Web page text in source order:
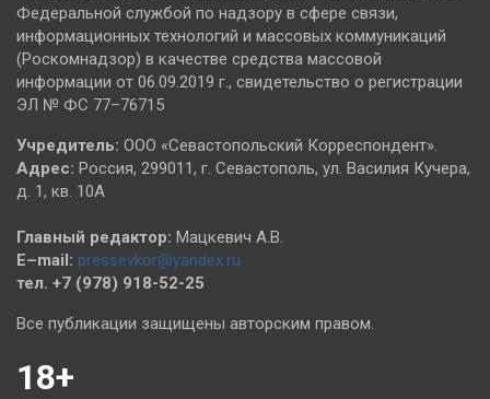
Федеральной службой по надзору в сфере связи,
информационных технологий и массовых коммуникаций
(Роскомнадзор) в качестве средства массовой
информации от 06.09.2019 г., свидетельство о регистрации
ЭЛ № ФС 77–76715
Учредитель: ООО «Севастопольский Корреспондент».
Адрес: Россия, 299011, г. Севастополь, ул. Василия Кучера,
д. 1, кв. 10А
Главный редактор: Мацкевич А.В.
E–mail: pressevkor@yandex.ru
тел. +7 (978) 918-52-25
Все публикации защищены авторским правом.
18+